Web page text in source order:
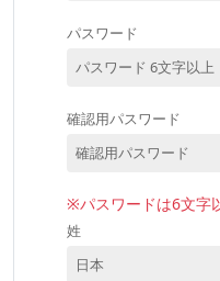
パスワード
確認用パスワード
※パスワードは6文字
姓